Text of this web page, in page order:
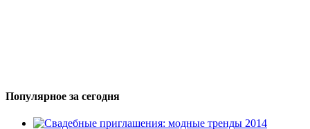
Популярное за сегодня